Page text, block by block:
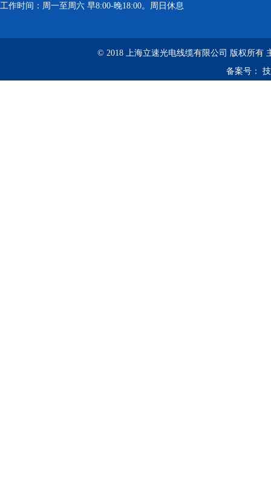
工作时间：周一至周六 早8:00-晚18:00。周日休息
© 2018 上海立速光电线缆有限公司 版权所有
备案号：